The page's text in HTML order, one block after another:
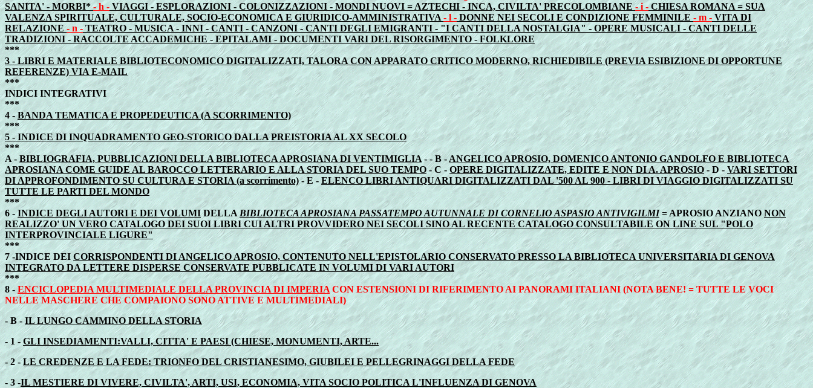
SANITA' - MORBI*- h -VIAGGI - ESPLORAZIONI - COLONIZZAZIONI - MONDI NUOVI = AZTECHI - INCA, CIVILTA' PRECOLOMBIANE- i -CHIESA ROMANA = SUA
VALENZA SPIRITUALE, CULTURALE, SOCIO-ECONOMICA E GIURIDICO-AMMINISTRATIVA - l - DONNE NEI SECOLI E CONDIZIONE FEMMINILE - m - VITA DI
RELAZIONE- n -TEATRO - MUSICA - INNI - CANTI - CANZONI - CANTI DEGLI EMIGRANTI - "I CANTI DELLA NOSTALGIA" - OPERE MUSICALI - CANTI DELLE
TRADIZIONI - RACCOLTE ACCADEMICHE - EPITALAMI - DOCUMENTI VARI DEL RISORGIMENTO - FOLKLORE
***
3 - LIBRI E MATERIALE BIBLIOTECONOMICO DIGITALIZZATI, TALORA CON APPARATO CRITICO MODERNO, RICHIEDIBILE (PREVIA ESIBIZIONE DI OPPORTUNE
REFERENZE) VIA E-MAIL
***
INDICI INTEGRATIVI
***
4 -BANDA TEMATICA E PROPEDEUTICA (A SCORRIMENTO)
***
5 - INDICE DI INQUADRAMENTO GEO-STORICO DALLA PREISTORIA AL XX SECOLO
***
A - BIBLIOGRAFIA, PUBBLICAZIONI DELLA BIBLIOTECA APROSIANA DI VENTIMIGLIA- - B -ANGELICO APROSIO, DOMENICO ANTONIO GANDOLFO E BIBLIOTECA
APROSIANA COME GUIDE AL BAROCCO LETTERARIO E ALLA STORIA DEL SUO TEMPO- C -OPERE DIGITALIZZATE, EDITE E NON DI A. APROSIO- D -VARI SETTORI
DI APPROFONDIMENTO SU CULTURA E STORIA (a scorrimento)- E - ELENCO LIBRI ANTIQUARI DIGITALIZZATI DAL '500 AL 900 - LIBRI DI VIAGGIO DIGITALIZZATI SU
TUTTE LE PARTI DEL MONDO
***
6 -INDICE DEGLI AUTORI E DEI VOLUMIDELLABIBLIOTECA APROSIANA PASSATEMPO AUTUNNALE DI CORNELIO ASPASIO ANTIVIGILMI= APROSIO ANZIANONON
REALIZZO' UN VERO CATALOGO DEI SUOI LIBRI CUI ALTRI PROVVIDERO NEI SECOLI SINO AL RECENTE CATALOGO CONSULTABILE ON LINE SUL "POLO
INTERPROVINCIALE LIGURE"
***
7 -INDICE DEICORRISPONDENTI DI ANGELICO APROSIO, CONTENUTO NELL'EPISTOLARIO CONSERVATO PRESSO LA BIBLIOTECA UNIVERSITARIA DI GENOVA
INTEGRATO DA LETTERE DISPERSE CONSERVATE PUBBLICATE IN VOLUMI DI VARI AUTORI
***
8 - ENCICLOPEDIA MULTIMEDIALE DELLA PROVINCIA DI IMPERIA CON ESTENSIONI DI RIFERIMENTO AI PANORAMI ITALIANI (NOTA BENE! = TUTTE LE VOCI
NELLE MASCHERE CHE COMPAIONO SONO ATTIVE E MULTIMEDIALI)
- B - IL LUNGO CAMMINO DELLA STORIA
- 1 -GLI INSEDIAMENTI:VALLI, CITTA' E PAESI (CHIESE, MONUMENTI, ARTE...
- 2 -LE CREDENZE E LA FEDE: TRIONFO DEL CRISTIANESIMO, GIUBILEI E PELLEGRINAGGI DELLA FEDE
- 3 -IL MESTIERE DI VIVERE, CIVILTA', ARTI, USI, ECONOMIA, VITA SOCIO POLITICA L'INFLUENZA DI GENOVA